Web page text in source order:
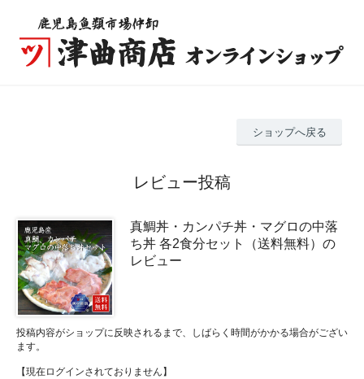
ショップへ戻る
レビュー投稿
真鯛丼・カンパチ丼・マグロの中落
ち丼 各2食分セット（送料無料）の
レビュー
投稿内容がショップに反映されるまで、しばらく時間がかかる場合がござい
ます。
【現在ログインされておりません】